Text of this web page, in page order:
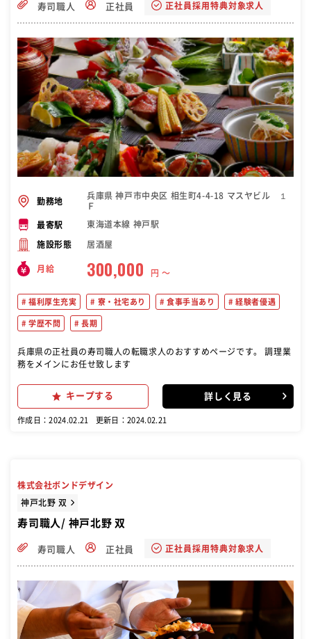
寿司職人 正社員 正社員採用特典対象求人
勤務地
兵庫県 神戸市中央区 相生町4-4-18 マスヤビル １
Ｆ
最寄駅 東海道本線 神戸駅
施設形態 居酒屋
月給 300,000 円 〜
福利厚生充実 寮・社宅あり 食事手当あり 経験者優遇
学歴不問 長期
兵庫県の正社員の寿司職人の転職求人のおすすめページです。 調理業
務をメインにお任せ致します
キープする 詳しく見る
作成日：2024.02.21 更新日：2024.02.21
株式会社ボンドデザイン
神戸北野 双
寿司職人/ 神戸北野 双
寿司職人 正社員 正社員採用特典対象求人